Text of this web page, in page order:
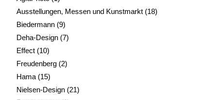
Ausstellungen, Messen und Kunstmarkt(18)
Biedermann(9)
Deha-Design(7)
Effect(10)
Freudenberg(2)
Hama(15)
Nielsen-Design(21)